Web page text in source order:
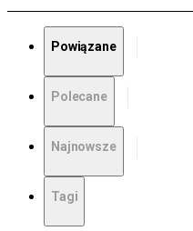
Powiązane
Polecane
Najnowsze
Tagi